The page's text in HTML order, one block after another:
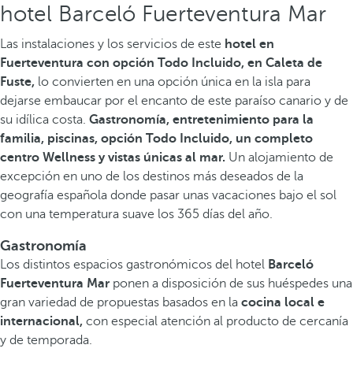
hotel Barceló Fuerteventura Mar
Las instalaciones y los servicios de este hotel en
Fuerteventura con opción Todo Incluido, en Caleta de
Fuste, lo convierten en una opción única en la isla para
dejarse embaucar por el encanto de este paraíso canario y de
su idílica costa. Gastronomía, entretenimiento para la
familia, piscinas, opción Todo Incluido, un completo
centro Wellness y vistas únicas al mar. Un alojamiento de
excepción en uno de los destinos más deseados de la
geografía española donde pasar unas vacaciones bajo el sol
con una temperatura suave los 365 días del año.
Gastronomía
Los distintos espacios gastronómicos del hotel Barceló
Fuerteventura Mar ponen a disposición de sus huéspedes una
gran variedad de propuestas basados en la cocina local e
internacional, con especial atención al producto de cercanía
y de temporada.